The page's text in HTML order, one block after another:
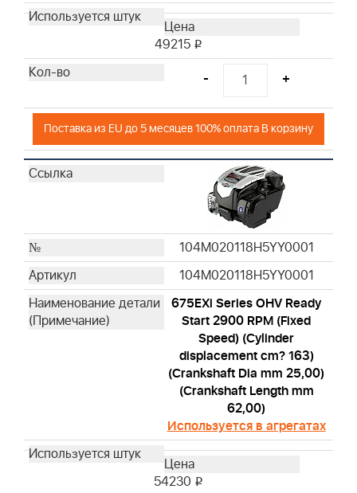
49215 i
- +
Поставка из EU до 5 месяцев 100% оплата В корзину
104M020118H5YY0001
104M020118H5YY0001
675EXi Series OHV Ready
Start 2900 RPM (Fixed
Speed) (Cylinder
displacement cm? 163)
(Crankshaft Dia mm 25,00)
(Crankshaft Length mm
62,00)
Используется в агрегатах
54230 i